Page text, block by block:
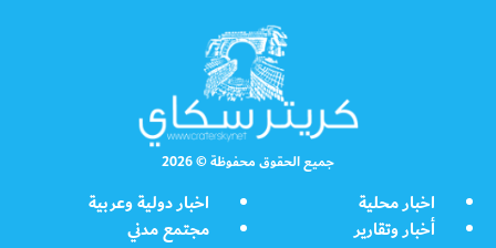
جميع الحقوق محفوظة © 2026
اخبار محلية
اخبار دولية وعربية
أخبار وتقارير
مجتمع مدني